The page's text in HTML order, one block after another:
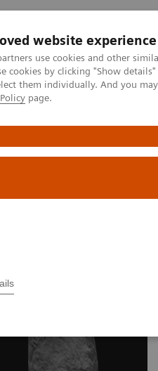
website experience
use cookies and other
cookies by clicking "Show
them individually. And you
page.
Клінічні галузі
Mammography